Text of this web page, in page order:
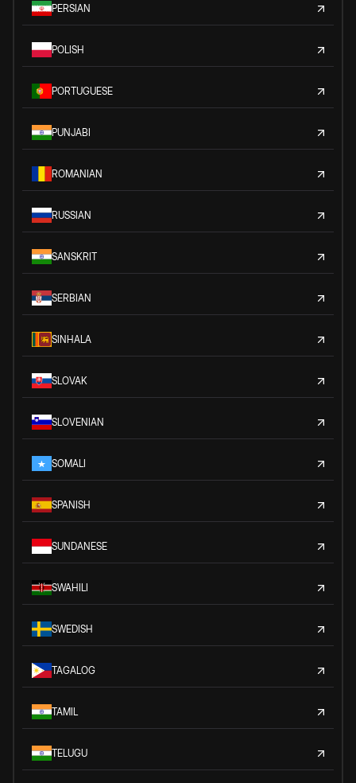
PERSIAN
POLISH
PORTUGUESE
PUNJABI
ROMANIAN
RUSSIAN
SANSKRIT
SERBIAN
SINHALA
SLOVAK
SLOVENIAN
SOMALI
SPANISH
SUNDANESE
SWAHILI
SWEDISH
TAGALOG
TAMIL
TELUGU